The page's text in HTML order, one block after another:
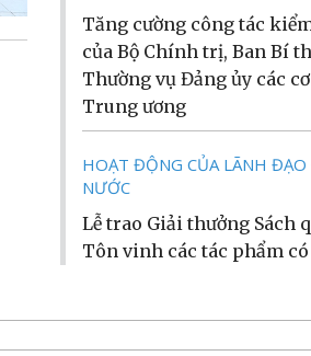
Tăng cường công tác
của Bộ Chính trị, Ban Bí
Thường vụ Đảng ủy các
Trung ương
HOẠT ĐỘNG CỦA LÃNH
NƯỚC
Lễ trao Giải thưởng Sách
Tôn vinh các tác phẩm